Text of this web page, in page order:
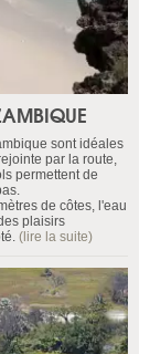
sont idéales
par la route,
permettent de
de côtes, l'eau
plaisirs
(lire la suite)